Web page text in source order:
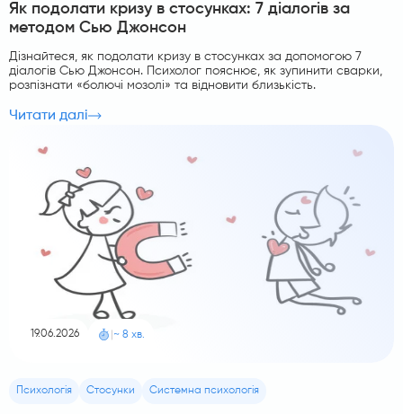
Як подолати кризу в стосунках: 7 діалогів за
методом Сью Джонсон
Дізнайтеся, як подолати кризу в стосунках за допомогою 7
діалогів Сью Джонсон. Психолог пояснює, як зупинити сварки,
розпізнати «болючі мозолі» та відновити близькість.
Читати далі
19.06.2026 ~ 8 хв.
Психологія Стосунки Системна психологія